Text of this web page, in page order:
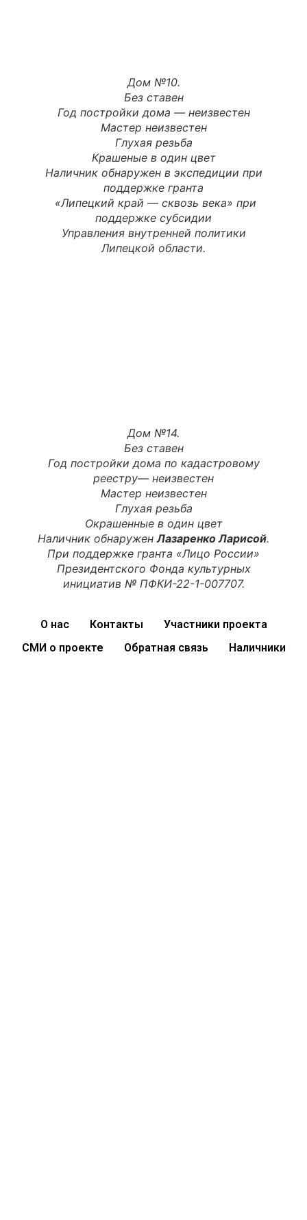
Дом №10.
Без ставен
Год постройки дома — неизвестен
Мастер неизвестен
Глухая резьба
Крашеные в один цвет
Наличник обнаружен в экспедиции при
поддержке гранта
«Липецкий край — сквозь века» при
поддержке субсидии
Управления внутренней политики
Липецкой области.
Дом №14.
Без ставен
Год постройки дома по кадастровому
реестру— неизвестен
Мастер неизвестен
Глухая резьба
Окрашенные в один цвет
Наличник обнаруженЛазаренко Ларисой.
При поддержке гранта «Лицо России»
Президентского Фонда культурных
инициатив № ПФКИ-22-1-007707.
О нас Контакты
Участники проекта
СМИ о проекте
Обратная связь Наличники